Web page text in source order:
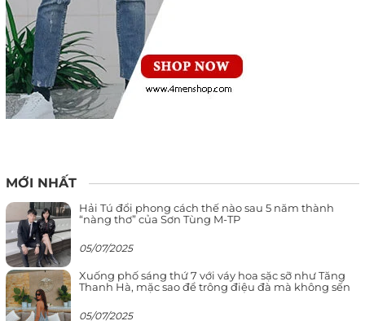
MỚI NHẤT
Hải Tú đổi phong cách thế nào sau 5 năm thành
“nàng thơ” của Sơn Tùng M-TP
05/07/2025
Xuống phố sáng thứ 7 với váy hoa sặc sỡ như Tăng
Thanh Hà, mặc sao để trông điệu đà mà không sến
05/07/2025